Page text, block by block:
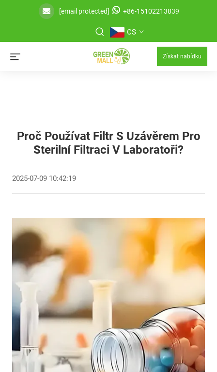
[email protected] +86-15102213839
CS
Získat nabídku
Proč Používat Filtr S Uzávěrem Pro
Sterilní Filtraci V Laboratoři?
2025-07-09 10:42:19